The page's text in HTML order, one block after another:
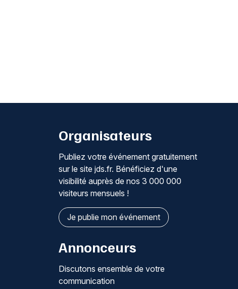
Organisateurs
Publiez votre événement gratuitement
sur le site jds.fr. Bénéficiez d'une
visibilité auprès de nos 3 000 000
visiteurs mensuels !
Je publie mon événement
Annonceurs
Discutons ensemble de votre
communication